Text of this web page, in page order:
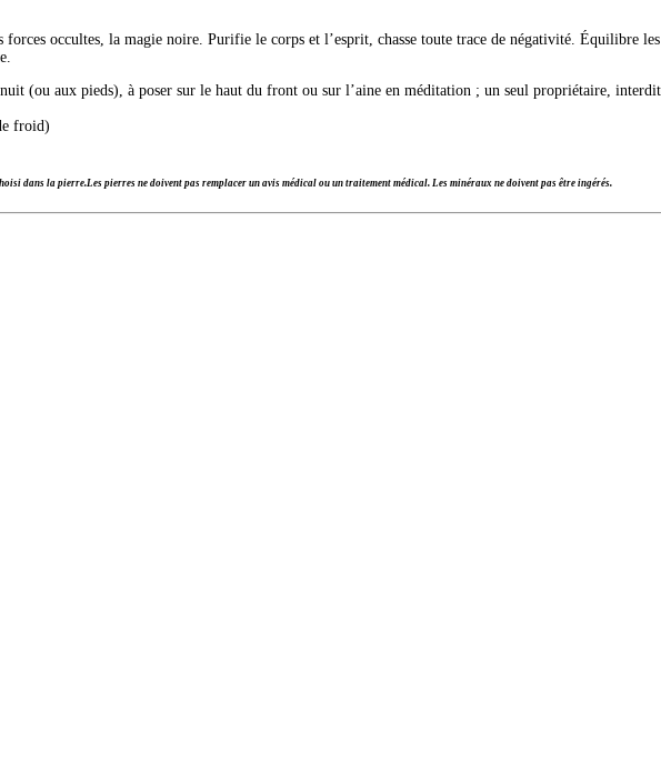
forces occultes, la magie noire. Purifie le corps et l’esprit, chasse toute trace de négativité. Équilibre
(ou aux pieds), à poser sur le haut du front ou sur l’aine en méditation ; un seul propriétaire,
froid)
dans la pierre.Les pierres ne doivent pas remplacer un avis médical ou un traitement médical. Les minéraux ne doivent pas être ingérés.